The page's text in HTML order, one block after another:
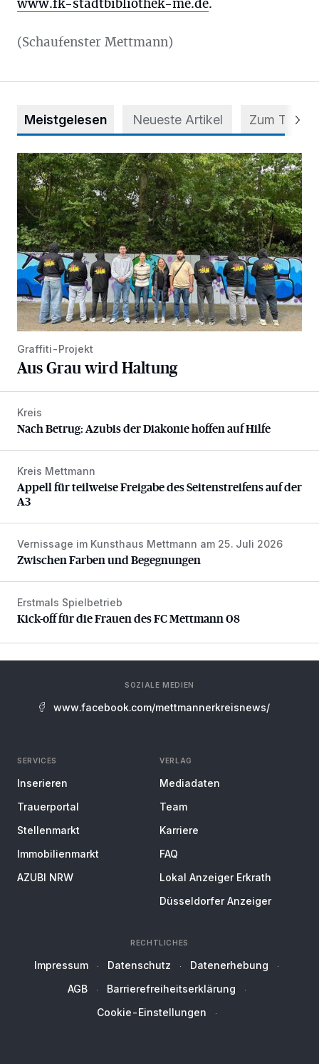
www.fk-stadtbibliothek-me.de.
(Schaufenster Mettmann)
Meistgelesen Neueste Artikel Zum Thema
Aus Grau wird Haltung
Graffiti-Projekt
Aus Grau wird Haltung
Nach Betrug: Azubis der Diakonie hoffen auf Hilfe
Kreis
Nach Betrug: Azubis der Diakonie hoffen auf Hilfe
Appell für teilweise Freigabe des Seitenstreifens auf der A3
Kreis Mettmann
Appell für teilweise Freigabe des Seitenstreifens auf der
A3
Zwischen Farben und Begegnungen
Vernissage im Kunsthaus Mettmann am 25. Juli 2026
Zwischen Farben und Begegnungen
Kick-off für die Frauen des FC Mettmann 08
Erstmals Spielbetrieb
Kick-off für die Frauen des FC Mettmann 08
SOZIALE MEDIEN
www.facebook.com/mettmannerkreisnews/
SERVICES
Inserieren
Trauerportal
Stellenmarkt
Immobilienmarkt
AZUBI NRW
VERLAG
Mediadaten
Team
Karriere
FAQ
Lokal Anzeiger Erkrath
Düsseldorfer Anzeiger
RECHTLICHES
Impressum Datenschutz
Datenerhebung
AGB
Barrierefreiheitserklärung
Cookie-Einstellungen